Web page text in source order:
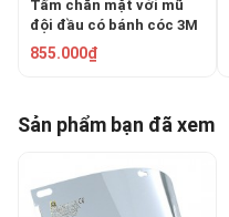
Tấm chắn mặt với mũ
đội đầu có bánh cóc 3M
82783
855.000₫
Sản phẩm bạn đã xem